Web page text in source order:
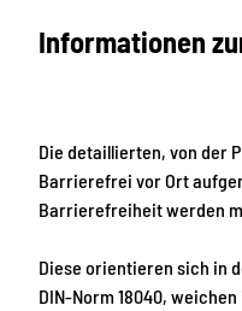
Informationen
Die detaillierten, von der
Barrierefrei vor Ort
Barrierefreiheit werden
Diese orientieren sich in
DIN-Norm 18040,